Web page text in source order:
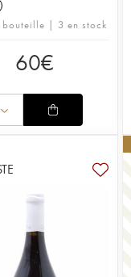
bouteille | 3 en stock
60€